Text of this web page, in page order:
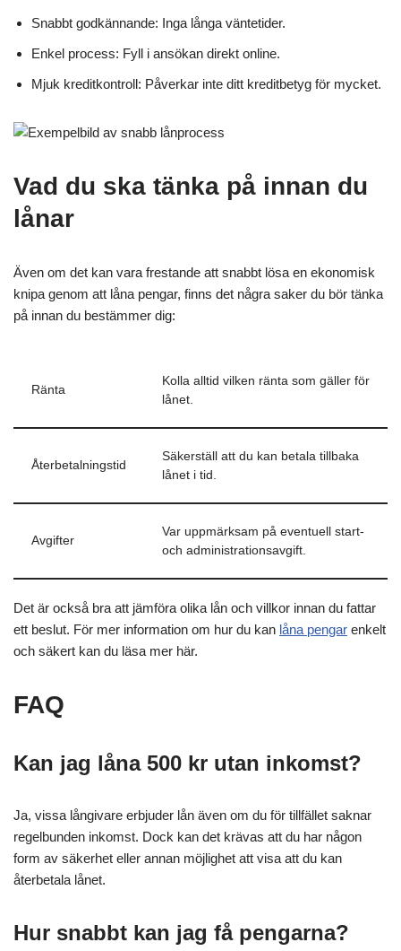
Snabbt godkännande: Inga långa väntetider.
Enkel process: Fyll i ansökan direkt online.
Mjuk kreditkontroll: Påverkar inte ditt kreditbetyg för mycket.
Vad du ska tänka på innan du
lånar
Även om det kan vara frestande att snabbt lösa en ekonomisk
knipa genom att låna pengar, finns det några saker du bör tänka
på innan du bestämmer dig:
Ränta
Kolla alltid vilken ränta som gäller för
lånet.
Återbetalningstid
Säkerställ att du kan betala tillbaka
lånet i tid.
Avgifter
Var uppmärksam på eventuell start-
och administrationsavgift.
Det är också bra att jämföra olika lån och villkor innan du fattar
ett beslut. För mer information om hur du kan låna pengar enkelt
och säkert kan du läsa mer här.
FAQ
Kan jag låna 500 kr utan inkomst?
Ja, vissa långivare erbjuder lån även om du för tillfället saknar
regelbunden inkomst. Dock kan det krävas att du har någon
form av säkerhet eller annan möjlighet att visa att du kan
återbetala lånet.
Hur snabbt kan jag få pengarna?